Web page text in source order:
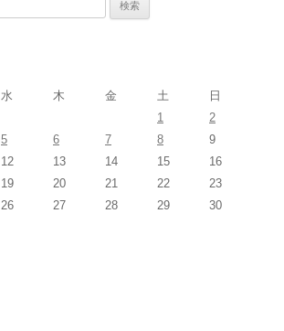
水 木 金 土
日
1
2
5 6 7 8
9
12 13 14 15
16
19 20 21 22
23
26 27 28 29
30